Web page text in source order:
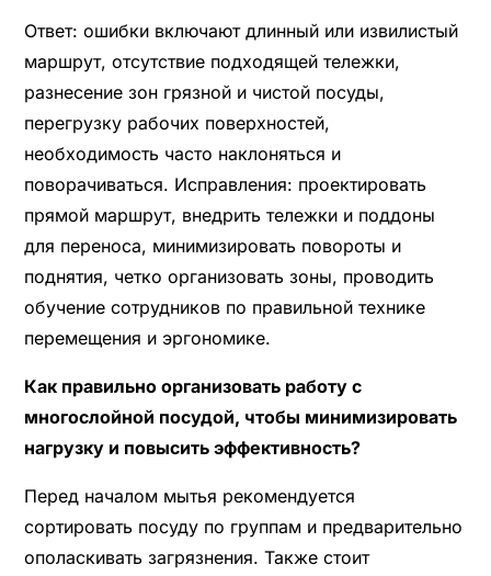
Ответ: ошибки включают длинный или извилистый
маршрут, отсутствие подходящей тележки,
разнесение зон грязной и чистой посуды,
перегрузку рабочих поверхностей,
необходимость часто наклоняться и
поворачиваться. Исправления: проектировать
прямой маршрут, внедрить тележки и поддоны
для переноса, минимизировать повороты и
поднятия, четко организовать зоны, проводить
обучение сотрудников по правильной технике
перемещения и эргономике.
Как правильно организовать работу с
многослойной посудой, чтобы минимизировать
нагрузку и повысить эффективность?
Перед началом мытья рекомендуется
сортировать посуду по группам и предварительно
ополаскивать загрязнения. Также стоит